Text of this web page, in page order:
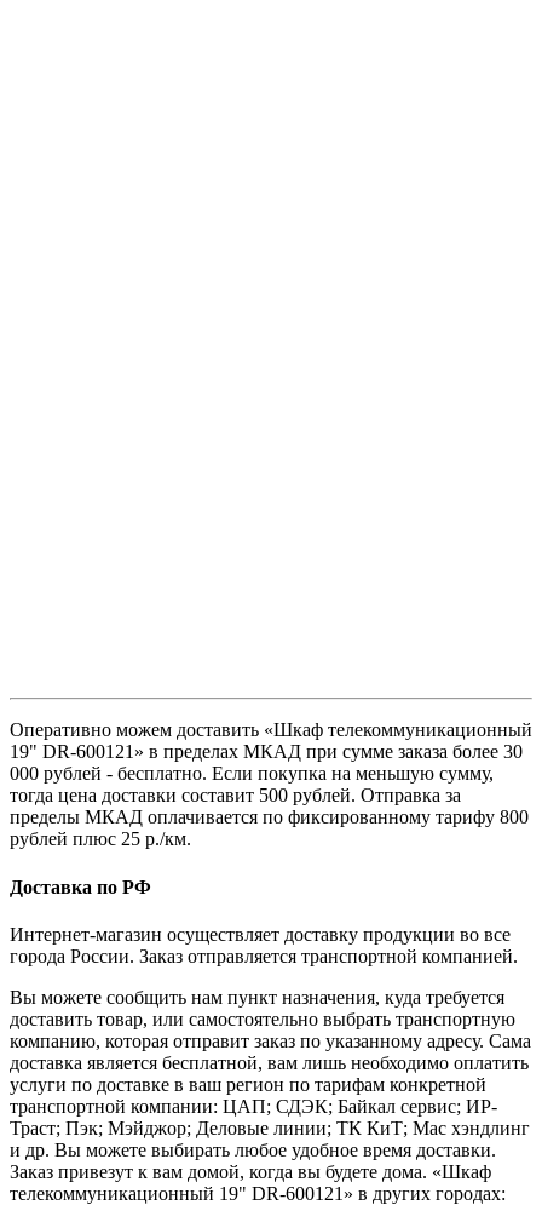
Оперативно можем доставить «Шкаф телекоммуникационный
19" DR-600121» в пределах МКАД при сумме заказа более 30
000 рублей - бесплатно. Если покупка на меньшую сумму,
тогда цена доставки составит 500 рублей. Отправка за
пределы МКАД оплачивается по фиксированному тарифу 800
рублей плюс 25 р./км.
Доставка по РФ
Интернет-магазин осуществляет доставку продукции во все
города России. Заказ отправляется транспортной компанией.
Вы можете сообщить нам пункт назначения, куда требуется
доставить товар, или самостоятельно выбрать транспортную
компанию, которая отправит заказ по указанному адресу. Сама
доставка является бесплатной, вам лишь необходимо оплатить
услуги по доставке в ваш регион по тарифам конкретной
транспортной компании: ЦАП; СДЭК; Байкал сервис; ИР-
Траст; Пэк; Мэйджор; Деловые линии; ТК КиТ; Мас хэндлинг
и др. Вы можете выбирать любое удобное время доставки.
Заказ привезут к вам домой, когда вы будете дома. «Шкаф
телекоммуникационный 19" DR-600121» в других городах: